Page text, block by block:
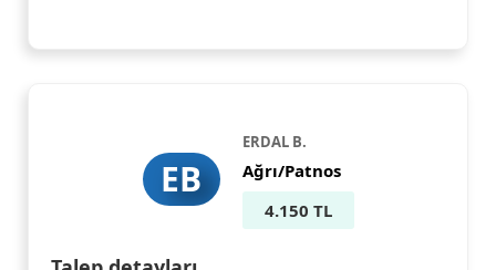
EB
ERDAL B.
Ağrı/Patnos
4.150 TL